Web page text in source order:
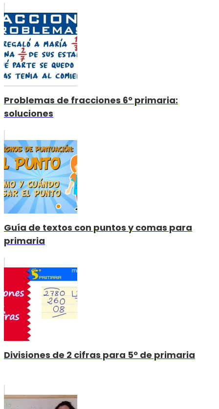
Problemas de fracciones 6º primaria:
soluciones
Guía de textos con puntos y comas para
primaria
Divisiones de 2 cifras para 5º de primaria